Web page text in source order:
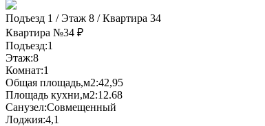
Подъезд 1 /Этаж 8 /Квартира 34
Квартира №34 ₽
Подъезд:1
Этаж:8
Комнат:1
Общая площадь,м2:42,95
Площадь кухни,м2:12.68
Санузел:Совмещенный
Лоджия:4,1